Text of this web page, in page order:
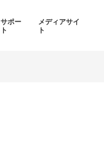
サポー
ト
メディアサイ
ト